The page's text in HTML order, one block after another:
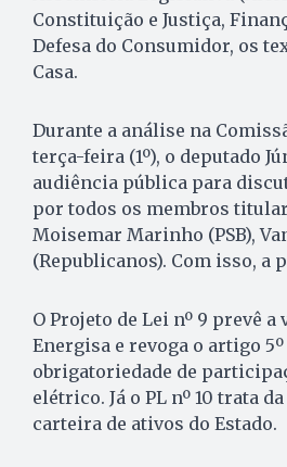
Constituição e Justiça,
Defesa do Consumidor, os
Casa.
Durante a análise na
terça-feira (1º), o deputado
audiência pública para
por todos os membros
Moisemar Marinho (PSB),
(Republicanos). Com isso, a
O Projeto de Lei nº 9 prevê a
Energisa e revoga o artigo 5º
obrigatoriedade de
elétrico. Já o PL nº 10 trata
carteira de ativos do Estado.